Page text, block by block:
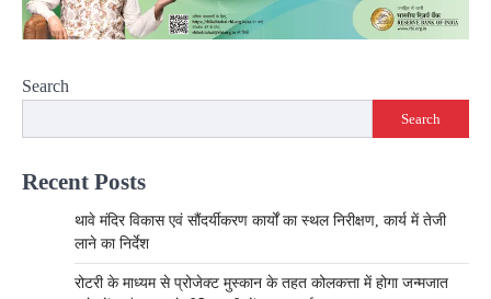
Search
Search
Recent Posts
थावे मंदिर विकास एवं सौंदर्यीकरण कार्यों का स्थल निरीक्षण, कार्य में तेजी
लाने का निर्देश
रोटरी के माध्यम से प्रोजेक्ट मुस्कान के तहत कोलकत्ता में होगा जन्मजात